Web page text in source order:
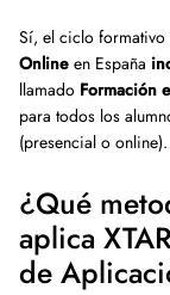
Sí, el ciclo formativo
Online en España
llamado Formación
para todos los
(presencial o online).
¿Qué
aplica
de